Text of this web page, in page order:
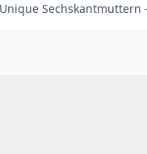
Unique Sechskantmuttern